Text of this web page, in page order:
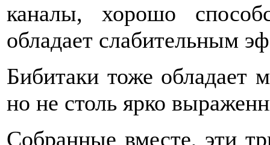
каналы, хорошо
обладает слабительным
Бибитаки тоже обладает
но не столь ярко
Собранные вместе, эти